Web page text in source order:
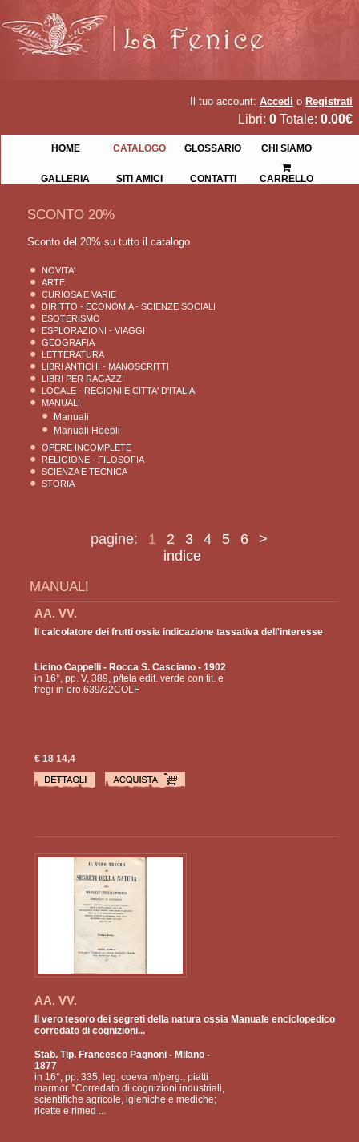
Il tuo account: Accedi o Registrati
Libri: 0 Totale: 0.00€
HOME CATALOGO GLOSSARIO CHI SIAMO
GALLERIA SITI AMICI CONTATTI CARRELLO
SCONTO 20%
Sconto del 20% su tutto il catalogo
NOVITA'
ARTE
CURIOSA E VARIE
DIRITTO - ECONOMIA - SCIENZE SOCIALI
ESOTERISMO
ESPLORAZIONI - VIAGGI
GEOGRAFIA
LETTERATURA
LIBRI ANTICHI - MANOSCRITTI
LIBRI PER RAGAZZI
LOCALE - REGIONI E CITTA' D'ITALIA
MANUALI
Manuali
Manuali Hoepli
OPERE INCOMPLETE
RELIGIONE - FILOSOFIA
SCIENZA E TECNICA
STORIA
pagine: 1 2 3 4 5 6
>
indice
MANUALI
AA. VV.
Il calcolatore dei frutti ossia indicazione tassativa dell'interesse
Licino Cappelli- Rocca S. Casciano - 1902
in 16°, pp. V, 389, p/tela edit. verde con tit. e
fregi in oro.639/32COLF
€1814,4
AA. VV.
Il vero tesoro dei segreti della natura ossia Manuale enciclopedico
corredato di cognizioni...
Stab. Tip. Francesco Pagnoni- Milano -
1877
in 16°, pp. 335, leg. coeva m/perg., piatti
marmor. "Corredato di cognizioni industriali,
scientifiche agricole, igieniche e mediche;
ricette e rimed ...